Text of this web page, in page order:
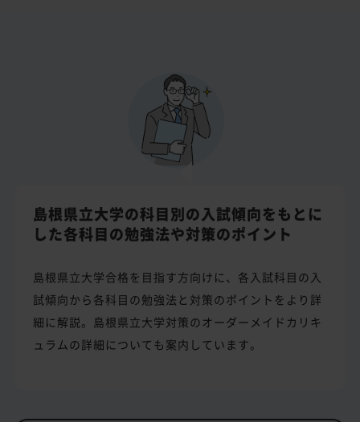
島根県立大学の科目別の入試傾向をもとに
した各科目の勉強法や対策のポイント
島根県立大学合格を目指す方向けに、各入試科目の入
試傾向から各科目の勉強法と対策のポイントをより詳
細に解説。島根県立大学対策のオーダーメイドカリキ
ュラムの詳細についても案内しています。